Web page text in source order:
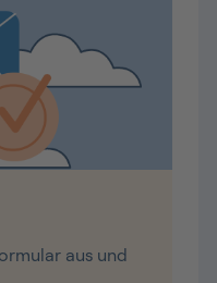
aus und